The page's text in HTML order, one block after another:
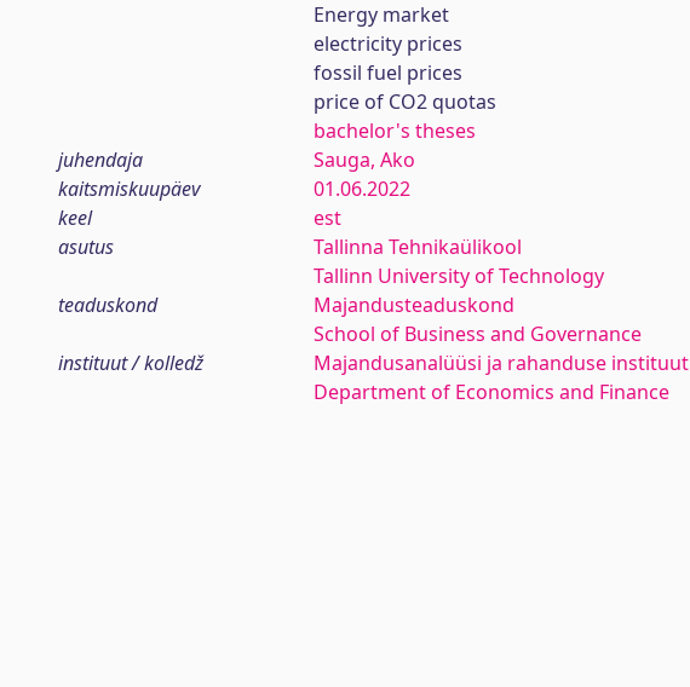
Energy market
electricity prices
fossil fuel prices
price of CO2 quotas
bachelor's theses
juhendaja
Sauga, Ako
kaitsmiskuupäev
01.06.2022
keel
est
asutus
Tallinna Tehnikaülikool
Tallinn University of Technology
teaduskond
Majandusteaduskond
School of Business and Governance
instituut / kolledž
Majandusanalüüsi ja rahanduse instituut
Department of Economics and Finance